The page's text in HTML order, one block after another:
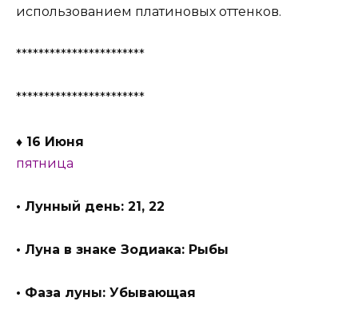
использованием платиновых оттенков.
***********************
***********************
♦ 16 Июня
пятница
• Лунный день: 21, 22
• Луна в знаке Зодиака: Рыбы
• Фаза луны: Убывающая